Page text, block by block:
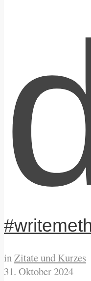
inZitate und Kurzes
31. Oktober 2024